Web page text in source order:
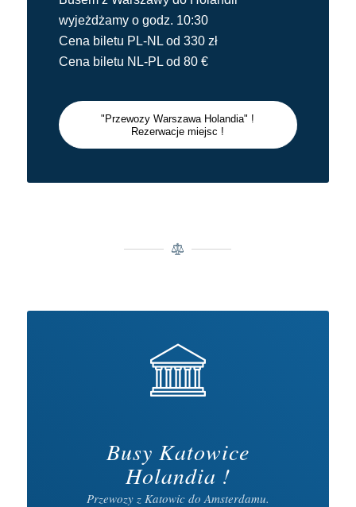
wyjeżdżamy o godz. 10:30
Cena biletu PL-NL od 330 zł
Cena biletu NL-PL od 80 €
"Przewozy Warszawa Holandia" !
Rezerwacje miejsc !
Busy Katowice
Holandia !
Przewozy z Katowic do Amsterdamu.